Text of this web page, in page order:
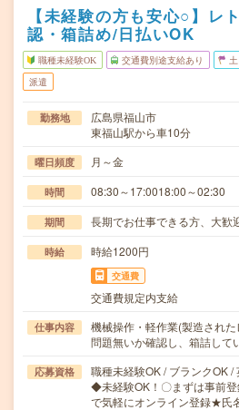
【未経験の方も安心○】レ
認・箱詰め/日払いOK
職種未経験OK 交通費別途支給あり
派遣
勤務地
広島県福山市
東福山駅から車10分
曜日頻度 月～金
時間 08:30～17:0018:00～02:30
期間 長期でお仕事できる方、大歓
時給 時給1200円
交通費
交通費規定内支給
仕事内容
機械操作・軽作業(製造され
問題無いか確認し、箱詰し
応募資格
職種未経験OK / ブランクOK /
◆未経験OK！〇まずは事前
で気軽にオンライン登録★氏